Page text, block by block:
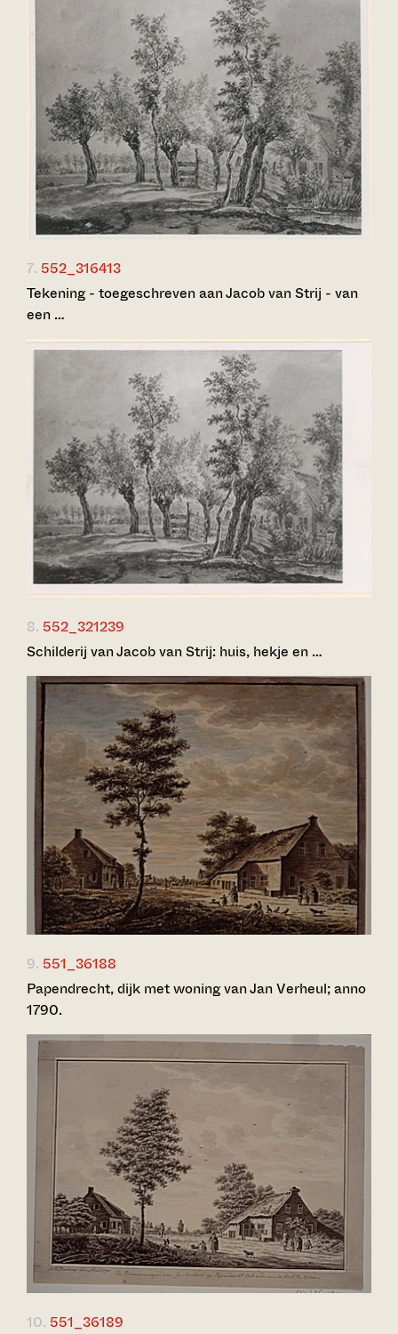
7. 552_316413
Tekening - toegeschreven aan Jacob van Strij - van
een …
8. 552_321239
Schilderij van Jacob van Strij: huis, hekje en …
9. 551_36188
Papendrecht, dijk met woning van Jan Verheul; anno
1790.
10. 551_36189